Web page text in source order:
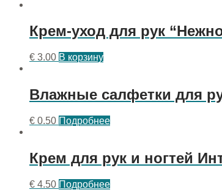
Крем-уход для рук
€ 3.00 В корзину
Влажные салфетки для
€ 0.50 Подробнее
Крем для рук и ногтей
€ 4.50 Подробнее